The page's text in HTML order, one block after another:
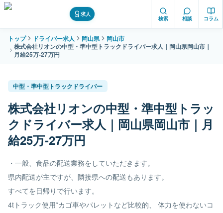
求人
検索 相談 コラム
トップ ドライバー求人 岡山県
岡山市
株式会社リオンの中型・準中型トラックドライバー求人｜岡山県岡山市｜
月給25万-27万円
中型・準中型トラックドライバー
株式会社リオンの中型・準中型トラッ
クドライバー求人｜岡山県岡山市｜月
給25万-27万円
・一般、食品の配送業務をしていただきます。
県内配送が主ですが、隣接県への配送もあります。
すべてを日帰りで行います。
4tトラック使用*カゴ車やパレットなど比較的、 体力を使わないコ